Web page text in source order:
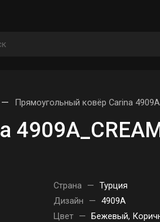
— Прямоугольный ковёр Carina
Страна — Турция
Дизайн
— 4909A
Цвет — Бежевый,